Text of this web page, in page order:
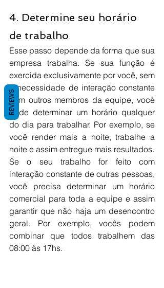
4. Determine seu horário
de trabalho
Esse passo depende da forma que sua
empresa trabalha. Se sua função é
exercida exclusivamente por você, sem
a necessidade de interação constante
com outros membros da equipe, você
pode determinar um horário qualquer
do dia para trabalhar. Por exemplo, se
você render mais a noite, trabalhe a
noite e assim entregue mais resultados.
Se o seu trabalho for feito com
interação constante de outras pessoas,
você precisa determinar um horário
comercial para toda a equipe e assim
garantir que não haja um desencontro
geral. Por exemplo, vocês podem
combinar que todos trabalhem das
08:00 às 17hs.
REVIEWS